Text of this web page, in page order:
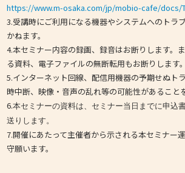
https://www.m-osaka.com/jp/mobio-cafe/docs/
3.受講時にご利用になる機器やシステムへのトラ
かねます。
4.本セミナー内容の録画、録音はお断りします。
る資料、電子ファイルの無断転用もお断りします。
5.インターネット回線、配信用機器の予期せぬト
時中断、映像・音声の乱れ等の可能性があること
6.本セミナーの資料は、セミナー当日までに申込
送りします。
7.開催にあたって主催者から示される本セミナー
守願います。